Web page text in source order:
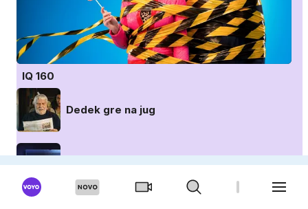
IQ 160
Dedek gre na jug
Seks posnetki slavnih